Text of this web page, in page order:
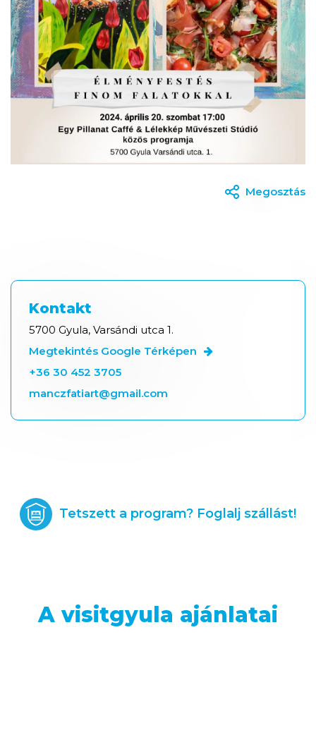
Megosztás
Kontakt
5700 Gyula, Varsándi utca 1.
Megtekintés Google Térképen
+36 30 452 3705
manczfatiart@gmail.com
Tetszett a program? Foglalj szállást!
A visitgyula ajánlatai